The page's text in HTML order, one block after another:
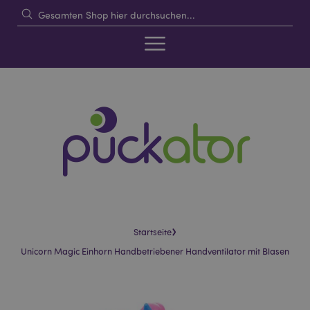
Startseite›
Unicorn Magic Einhorn Handbetriebener Handventilator mit Blasen